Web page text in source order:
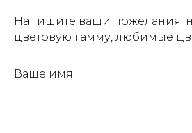
Напишите ваши пожелания:
цветовую гамму, любимые
Ваше имя